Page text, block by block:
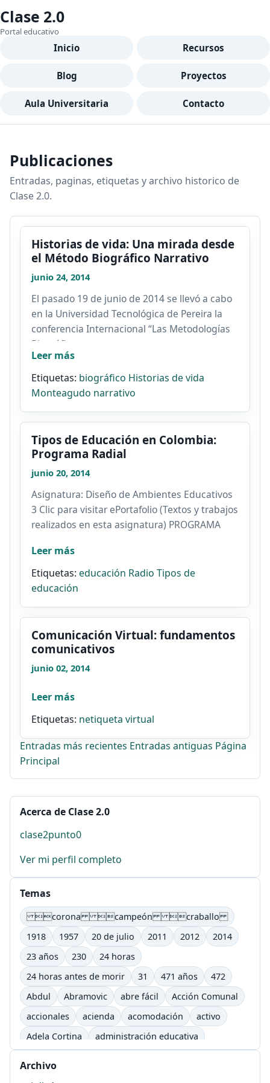
Clase 2.0
Portal educativo
Inicio Recursos
Blog Proyectos
Aula Universitaria Contacto
Publicaciones
Entradas, paginas, etiquetas y archivo historico de
Clase 2.0.
Historias de vida: Una mirada desde
el Método Biográfico Narrativo
junio 24, 2014
El pasado 19 de junio de 2014 se llevó a cabo
en la Universidad Tecnológica de Pereira la
conferencia Internacional “Las Metodologías
Biográfico...
Leer más
Etiquetas: biográfico Historias de vida
Monteagudo narrativo
Tipos de Educación en Colombia:
Programa Radial
junio 20, 2014
Asignatura: Diseño de Ambientes Educativos
3 Clic para visitar ePortafolio (Textos y trabajos
realizados en esta asignatura) PROGRAMA
Leer más
Etiquetas: educación Radio Tipos de
educación
Comunicación Virtual: fundamentos
comunicativos
junio 02, 2014
Leer más
Etiquetas: netiqueta virtual
Entradas más recientes Entradas antiguas Página
Principal
Acerca de Clase 2.0
clase2punto0
Ver mi perfil completo
Temas
corona campeón craballo
1918
1957 20 de julio 2011 2012
2014
23 años
230
24 horas
24 horas antes de morir
31 471 años
472
Abdul
Abramovic abre fácil
Acción Comunal
accionales
acienda acomodación
activo
Adela Cortina
administración educativa
Archivo